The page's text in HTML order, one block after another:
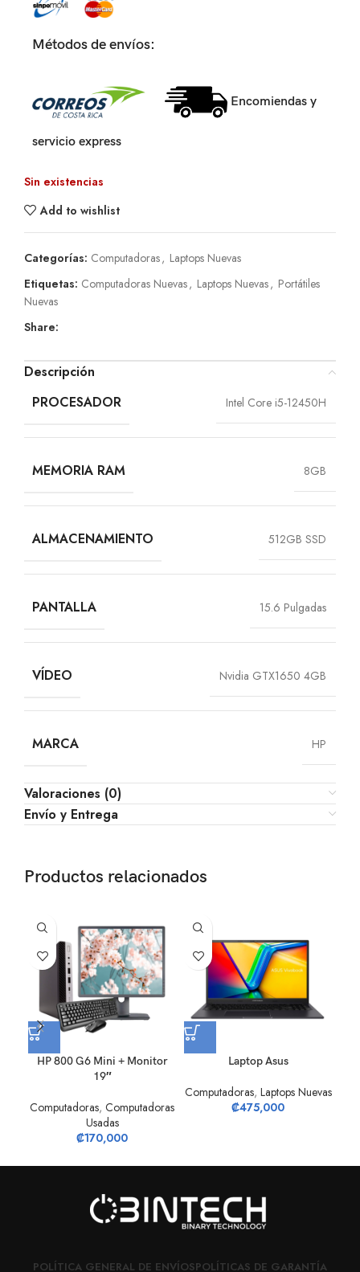
Métodos de envíos:
Encomiendas y
servicio express
Sin existencias
Add to wishlist
Categorías: Computadoras, Laptops Nuevas
Etiquetas: Computadoras Nuevas, Laptops Nuevas, Portátiles
Nuevas
Share:
Descripción
PROCESADOR
Intel Core i5-12450H
MEMORIA RAM 8GB
ALMACENAMIENTO 512GB SSD
PANTALLA 15.6 Pulgadas
VÍDEO Nvidia GTX1650 4GB
MARCA HP
Valoraciones (0)
Envío y Entrega
Productos relacionados
HP 800 G6 Mini + Monitor
19″
Computadoras, Computadoras
Usadas
₡170,000
Laptop Asus
Computadoras, Laptops Nuevas
₡475,000
POLÍTICA GENERAL DE ENVÍOSPOLÍTICAS DE GARANTÍA